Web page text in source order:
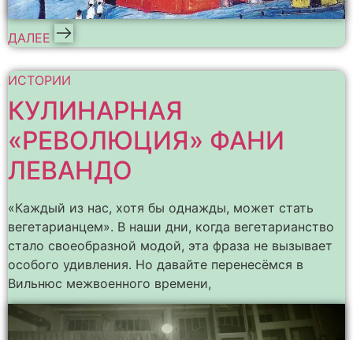
ДАЛЕЕ
ИСТОРИИ
КУЛИНАРНАЯ
«РЕВОЛЮЦИЯ» ФАНИ
ЛЕВАНДО
«Каждый из нас, хотя бы однажды, может стать
вегетарианцем». В наши дни, когда вегетарианство
стало своеобразной модой, эта фраза не вызывает
особого удивления. Но давайте перенесёмся в
Вильнюс межвоенного времени,